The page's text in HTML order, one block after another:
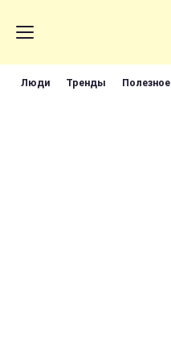
Люди Тренды Полезное